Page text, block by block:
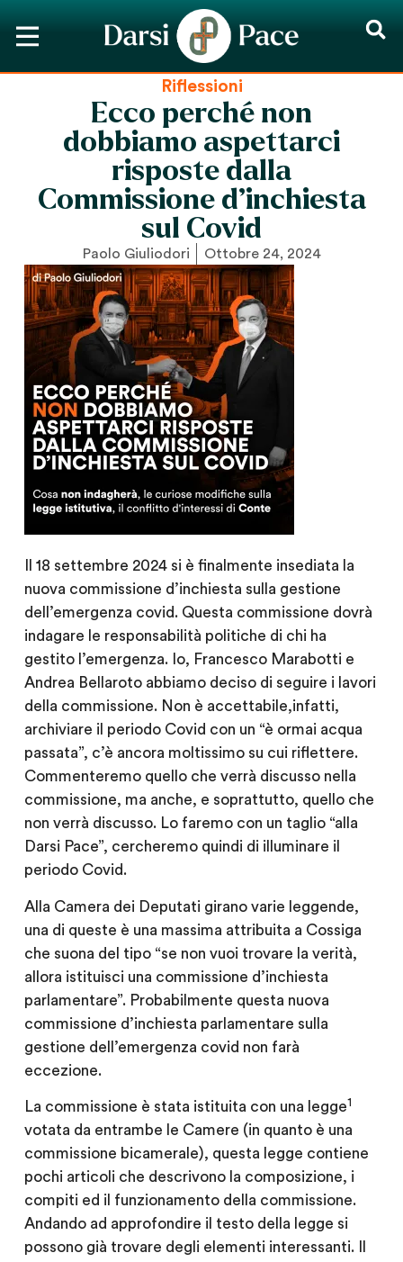
Riflessioni
Ecco perché non
dobbiamo aspettarci
risposte dalla
Commissione d’inchiesta
sul Covid
Paolo Giuliodori Ottobre 24, 2024
Il 18 settembre 2024 si è finalmente insediata la
nuova commissione d’inchiesta sulla gestione
dell’emergenza covid. Questa commissione dovrà
indagare le responsabilità politiche di chi ha
gestito l’emergenza. Io, Francesco Marabotti e
Andrea Bellaroto abbiamo deciso di seguire i lavori
della commissione. Non è accettabile,infatti,
archiviare il periodo Covid con un “è ormai acqua
passata”, c’è ancora moltissimo su cui riflettere.
Commenteremo quello che verrà discusso nella
commissione, ma anche, e soprattutto, quello che
non verrà discusso. Lo faremo con un taglio “alla
Darsi Pace”, cercheremo quindi di illuminare il
periodo Covid.
Alla Camera dei Deputati girano varie leggende,
una di queste è una massima attribuita a Cossiga
che suona del tipo “se non vuoi trovare la verità,
allora istituisci una commissione d’inchiesta
parlamentare”. Probabilmente questa nuova
commissione d’inchiesta parlamentare sulla
gestione dell’emergenza covid non farà
eccezione.
La commissione è stata istituita con una legge1
votata da entrambe le Camere (in quanto è una
commissione bicamerale), questa legge contiene
pochi articoli che descrivono la composizione, i
compiti ed il funzionamento della commissione.
Andando ad approfondire il testo della legge si
possono già trovare degli elementi interessanti. Il